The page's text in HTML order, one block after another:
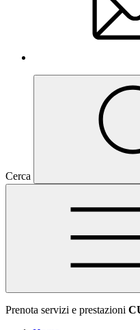
Cerca
Prenota servizi e prestazioni